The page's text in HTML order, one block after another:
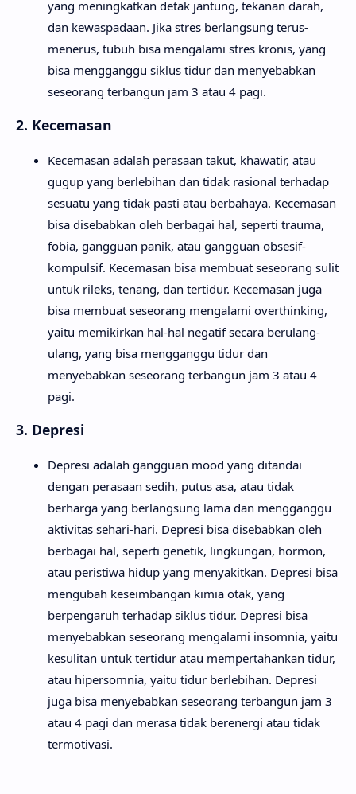
yang meningkatkan detak jantung, tekanan darah,
dan kewaspadaan. Jika stres berlangsung terus-
menerus, tubuh bisa mengalami stres kronis, yang
bisa mengganggu siklus tidur dan menyebabkan
seseorang terbangun jam 3 atau 4 pagi.
2. Kecemasan
Kecemasan adalah perasaan takut, khawatir, atau
gugup yang berlebihan dan tidak rasional terhadap
sesuatu yang tidak pasti atau berbahaya. Kecemasan
bisa disebabkan oleh berbagai hal, seperti trauma,
fobia, gangguan panik, atau gangguan obsesif-
kompulsif. Kecemasan bisa membuat seseorang sulit
untuk rileks, tenang, dan tertidur. Kecemasan juga
bisa membuat seseorang mengalami overthinking,
yaitu memikirkan hal-hal negatif secara berulang-
ulang, yang bisa mengganggu tidur dan
menyebabkan seseorang terbangun jam 3 atau 4
pagi.
3. Depresi
Depresi adalah gangguan mood yang ditandai
dengan perasaan sedih, putus asa, atau tidak
berharga yang berlangsung lama dan mengganggu
aktivitas sehari-hari. Depresi bisa disebabkan oleh
berbagai hal, seperti genetik, lingkungan, hormon,
atau peristiwa hidup yang menyakitkan. Depresi bisa
mengubah keseimbangan kimia otak, yang
berpengaruh terhadap siklus tidur. Depresi bisa
menyebabkan seseorang mengalami insomnia, yaitu
kesulitan untuk tertidur atau mempertahankan tidur,
atau hipersomnia, yaitu tidur berlebihan. Depresi
juga bisa menyebabkan seseorang terbangun jam 3
atau 4 pagi dan merasa tidak berenergi atau tidak
termotivasi.